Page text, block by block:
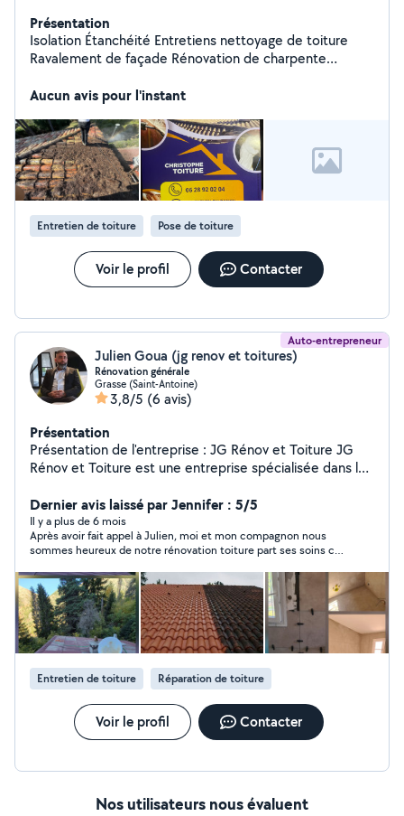
Présentation
Isolation Étanchéité Entretiens nettoyage de toiture
Ravalement de façade Rénovation de charpente
volets Nettoyage de panneaux solaires Nettoyage de
Aucun avis pour l'instant
Entretien de toiture Pose de toiture
Voir le profil Contacter
Auto-entrepreneur
Julien Goua (jg renov et toitures)
Rénovation générale
Grasse (Saint-Antoine)
3,8/5 (6 avis)
Présentation
Présentation de l'entreprise : JG Rénov et Toiture JG
Rénov et Toiture est une entreprise spécialisée dans la
les particuliers que pour les professionnels. Forts de
notre expérience et de notre savoir-faire, nous prenons
en charge l'intégralité de vos projets de rénovation, de
la conception à la réalisation. Nos domaines d'expertise
: Nous proposons un service clé en main grâce à une
équipe qualifiée et polyvalente dans les métiers suivants
: Maçonnerie générale Électricité Plomberie Chauffage
et climatisation Carrelage, peinture et revêtements de
sols/murs Menuiserie intérieure et extérieure Isolation
thermique et phonique Aménagement intérieur et
extérieur Toitures et nettoyage Nos engagements : Un
interlocuteur unique pour piloter votre projet Des
travaux réalisés dans les délais Le respect des normes
en vigueur et des garanties décennales Des devis clairs
Dernier avis laissé par Jennifer : 5/5
Il y a plus de 6 mois
Après avoir fait appel à Julien, moi et mon compagnon nous
sommes heureux de notre rénovation toiture part ses soins car
professionnalisme
Entretien de toiture Réparation de toiture
Voir le profil Contacter
Nos utilisateurs nous évaluent